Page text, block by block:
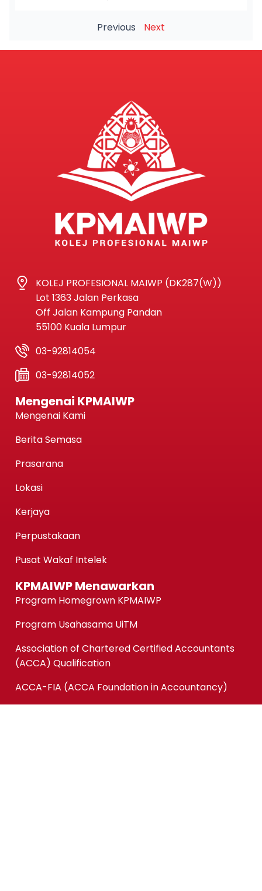
Previous Next
KOLEJ PROFESIONAL MAIWP (DK287(W))
Lot 1363 Jalan Perkasa
Off Jalan Kampung Pandan
55100 Kuala Lumpur
03-92814054
03-92814052
Mengenai KPMAIWP
Mengenai Kami
Berita Semasa
Prasarana
Lokasi
Kerjaya
Perpustakaan
Pusat Wakaf Intelek
KPMAIWP Menawarkan
Program Homegrown KPMAIWP
Program Usahasama UiTM
Association of Chartered Certified Accountants
(ACCA) Qualification
ACCA-FIA (ACCA Foundation in Accountancy)